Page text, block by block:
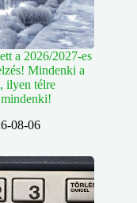
a 2026/2027-es
Mindenki a
ilyen télre
08-06